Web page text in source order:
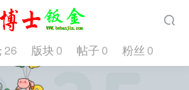
26 版块 0 帖子 0 粉丝 0